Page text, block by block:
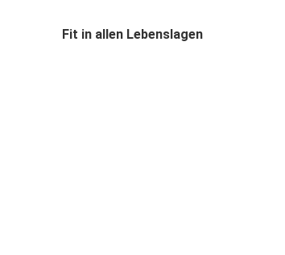
Fit in allen Lebenslagen